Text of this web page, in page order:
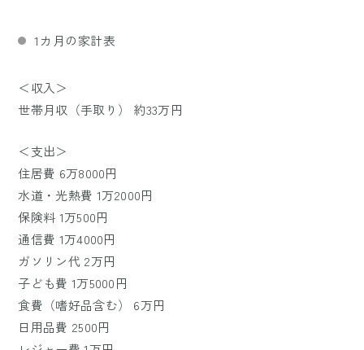
1カ月の家計表
＜収入＞
世帯月収（手取り） 約33万円
＜支出＞
住居費 6万8000円
水道・光熱費 1万2000円
保険料 1万500円
通信費 1万4000円
ガソリン代 2万円
子ども費 1万5000円
食費（嗜好品含む） 6万円
日用品費 2500円